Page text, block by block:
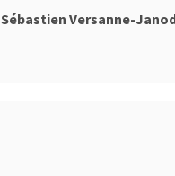
Sébastien Versanne-